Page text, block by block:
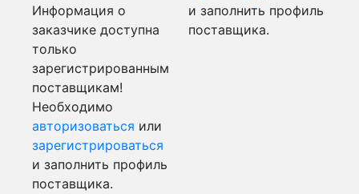
Информация о
заказчике доступна
только
зарегистрированным
поставщикам!
Необходимо
авторизоваться или
зарегистрироваться
и заполнить профиль
поставщика.
и заполнить профиль
поставщика.